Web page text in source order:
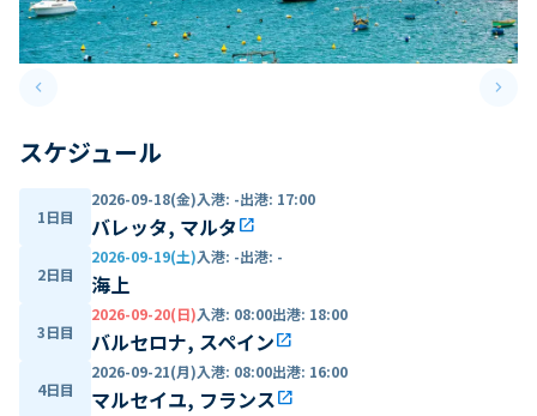
keyboard_arrow_leftPrevious slide keyboard_arrow_right
スケジュール
1日目
2026-09-18(金)入港: -出港: 17:00
バレッタ, マルタopen_in_new
2日目
2026-09-19(土)入港: -出港: -
海上
3日目
2026-09-20(日)入港: 08:00出港: 18:00
バルセロナ, スペインopen_in_new
4日目
2026-09-21(月)入港: 08:00出港: 16:00
マルセイユ, フランスopen_in_new